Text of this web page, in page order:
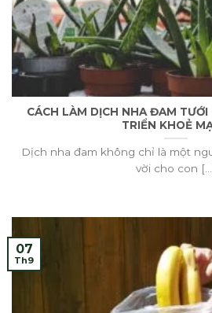
CÁCH LÀM DỊCH NHA ĐAM TƯỚI
TRIỂN KHOẺ
Dịch nha đam không chỉ là một
vời cho con
07
Th9